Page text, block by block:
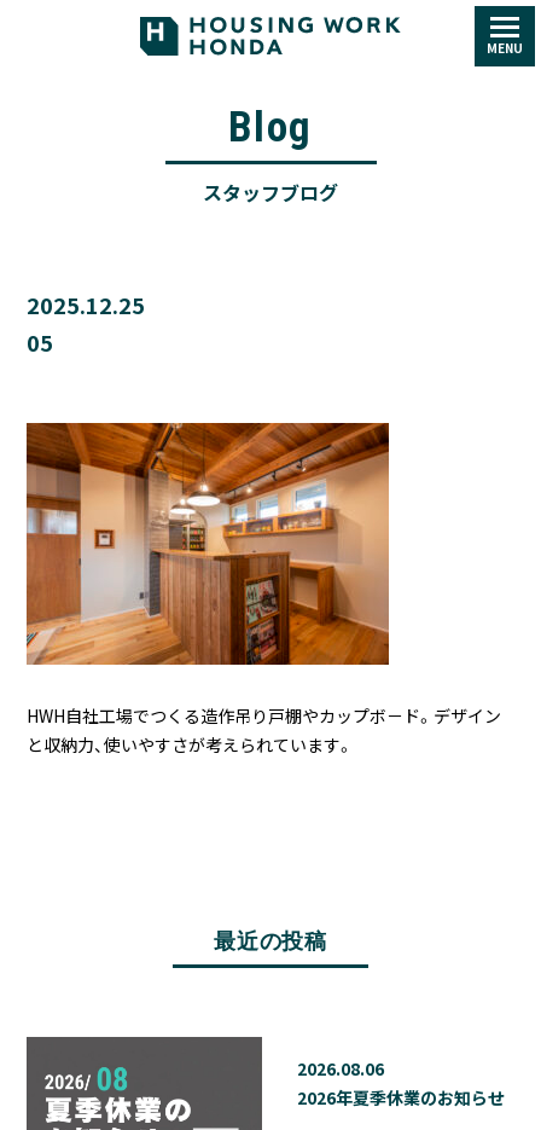
MENU
Blog
スタッフブログ
2025.12.25
05
HWH自社工場でつくる造作吊り戸棚やカップボ－ド。デザイン
と収納力、使いやすさが考えられています。
最近の投稿
2026.08.06
2026年夏季休業のお知らせ